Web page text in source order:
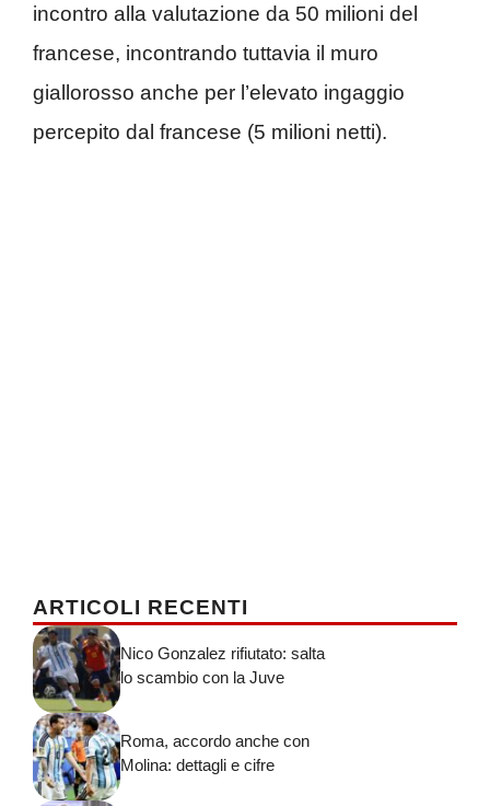
incontro alla valutazione da 50 milioni del
francese, incontrando tuttavia il muro
giallorosso anche per l’elevato ingaggio
percepito dal francese (5 milioni netti).
ARTICOLI RECENTI
Nico Gonzalez rifiutato: salta
lo scambio con la Juve
Roma, accordo anche con
Molina: dettagli e cifre